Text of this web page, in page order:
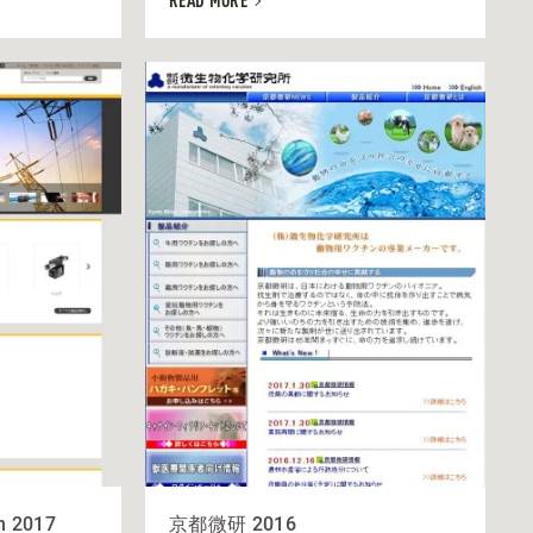
2017 京都微研 2016